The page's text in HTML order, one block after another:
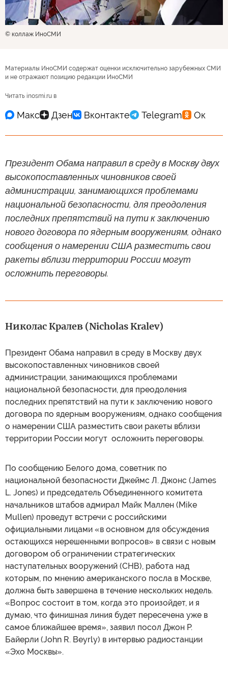
© коллаж ИноСМИ
Материалы ИноСМИ содержат оценки исключительно зарубежных СМИ
и не отражают позицию редакции ИноСМИ
Читать inosmi.ru в
Президент Обама направил в среду в Москву двух
высокопоставленных чиновников своей
администрации, занимающихся проблемами
национальной безопасности, для преодоления
последних препятствий на пути к заключению
нового договора по ядерным вооружениям, однако
сообщения о намерении США разместить свои
ракеты вблизи территории России могут
осложнить переговоры.
Николас Кралев (Nicholas Kralev)
Президент Обама направил в среду в Москву двух
высокопоставленных чиновников своей
администрации, занимающихся проблемами
национальной безопасности, для преодоления
последних препятствий на пути к заключению нового
договора по ядерным вооружениям, однако сообщения
о намерении США разместить свои ракеты вблизи
территории России могут осложнить переговоры.
По сообщению Белого дома, советник по
национальной безопасности Джеймс Л. Джонс (James
L. Jones) и председатель Объединенного комитета
начальников штабов адмирал Майк Маллен (Mike
Mullen) проведут встречи с российскими
официальными лицами «в основном для обсуждения
остающихся нерешенными вопросов» в связи с новым
договором об ограничении стратегических
наступательных вооружений (СНВ), работа над
которым, по мнению американского посла в Москве,
должна быть завершена в течение нескольких недель.
«Вопрос состоит в том, когда это произойдет, и я
думаю, что финишная линия будет пересечена уже в
самое ближайшее время», заявил посол Джон Р.
Байерли (John R. Beyrly) в интервью радиостанции
«Эхо Москвы».